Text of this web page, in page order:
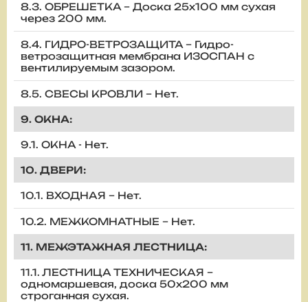
8.3. ОБРЕШЕТКА – Доска 25х100 мм сухая
через 200 мм.
8.4. ГИДРО-ВЕТРОЗАЩИТА – Гидро-
ветрозащитная мембрана ИЗОСПАН с
вентилируемым зазором.
8.5. СВЕСЫ КРОВЛИ – Нет.
9. ОКНА:
9.1. ОКНА - Нет.
10. ДВЕРИ:
10.1. ВХОДНАЯ – Нет.
10.2. МЕЖКОМНАТНЫЕ – Нет.
11. МЕЖЭТАЖНАЯ ЛЕСТНИЦА:
11.1. ЛЕСТНИЦА ТЕХНИЧЕСКАЯ –
одномаршевая, доска 50х200 мм
строганная сухая.